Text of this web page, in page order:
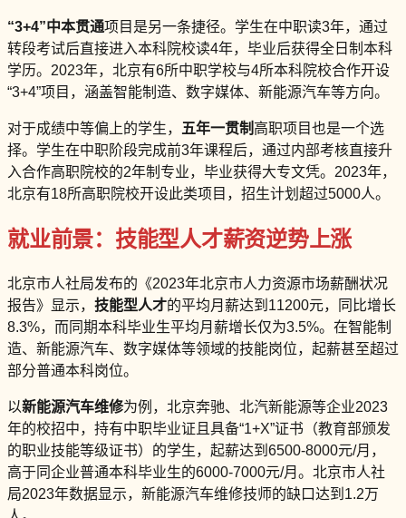
“3+4”中本贯通项目是另一条捷径。学生在中职读3年，通过
转段考试后直接进入本科院校读4年，毕业后获得全日制本科
学历。2023年，北京有6所中职学校与4所本科院校合作开设
“3+4”项目，涵盖智能制造、数字媒体、新能源汽车等方向。
对于成绩中等偏上的学生， 五年一贯制 高职项目也是一个选
择。学生在中职阶段完成前3年课程后，通过内部考核直接升
入合作高职院校的2年制专业，毕业获得大专文凭。2023年，
北京有18所高职院校开设此类项目，招生计划超过5000人。
就业前景：技能型人才薪资逆势上涨
北京市人社局发布的《2023年北京市人力资源市场薪酬状况
报告》显示， 技能型人才的平均月薪达到11200元，同比增长
8.3%，而同期本科毕业生平均月薪增长仅为3.5%。在智能制
造、新能源汽车、数字媒体等领域的技能岗位，起薪甚至超过
部分普通本科岗位。
以新能源汽车维修为例，北京奔驰、北汽新能源等企业2023
年的校招中，持有中职毕业证且具备“1+X”证书（教育部颁发
的职业技能等级证书）的学生，起薪达到6500-8000元/月，
高于同企业普通本科毕业生的6000-7000元/月。北京市人社
局2023年数据显示，新能源汽车维修技师的缺口达到1.2万